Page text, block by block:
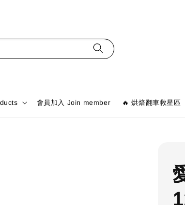
會員加入 Join member 🔥 烘焙翻車救星區